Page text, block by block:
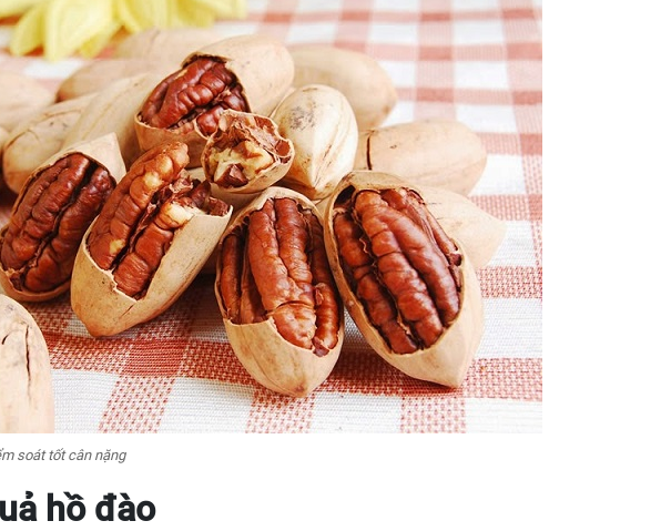
soát tốt cân nặng
hồ đào